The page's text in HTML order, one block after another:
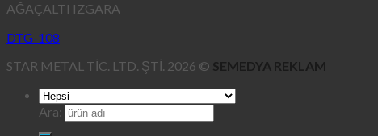
AĞAÇALTI IZGARA
DTG-108
STAR METAL TİC. LTD. ŞTİ. 2026 © SEMEDYA REKLAM
Ara: